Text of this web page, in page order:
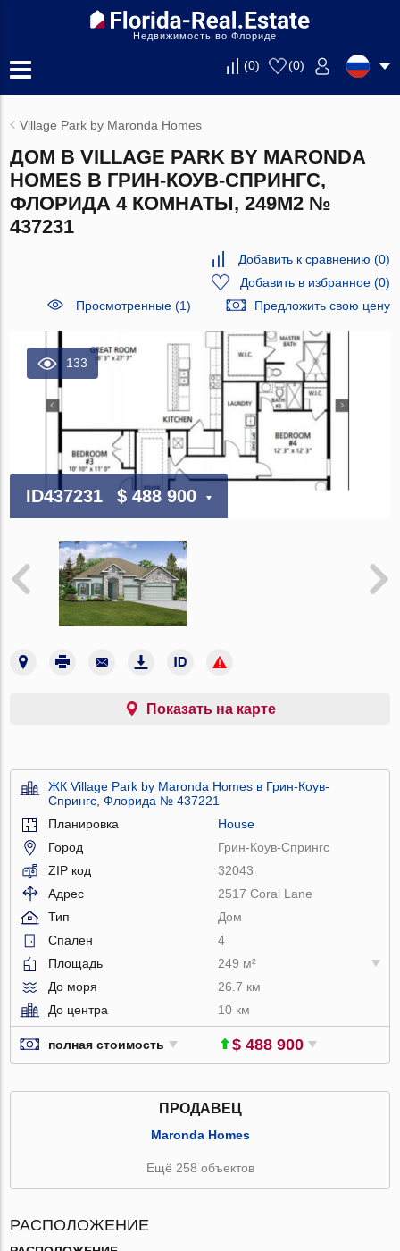
Недвижимость во Флориде
(0) (0)
Village Park by Maronda Homes
ДОМ В VILLAGE PARK BY MARONDA
HOMES В ГРИН-КОУВ-СПРИНГС,
ФЛОРИДА 4 КОМНАТЫ, 249М2 №
437231
Добавить к сравнению (0)
Добавить в избранное(0)
Просмотренные (1)
Предложить свою цену
133
ID437231 $ 488 900
Показать на карте
ЖК Village Park by Maronda Homes в Грин-Коув-
Спрингс, Флорида № 437221
Планировка
House
Город
Грин-Коув-Спрингс
ZIP код
32043
Адрес
2517 Coral Lane
Тип
Дом
Спален
4
Площадь
249 м²
До моря
26.7 км
До центра
10 км
полная стоимость $ 488 900
ПРОДАВЕЦ
Maronda Homes
Ещё 258 объектов
РАСПОЛОЖЕНИЕ